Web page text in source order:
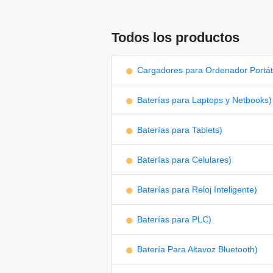
Todos los productos
Cargadores para Ordenador
Baterías para Laptops y Netbooks)
Baterías para Tablets)
Baterías para Celulares)
Baterías para Reloj Inteligente)
Baterías para PLC)
Batería Para Altavoz Bluetooth)